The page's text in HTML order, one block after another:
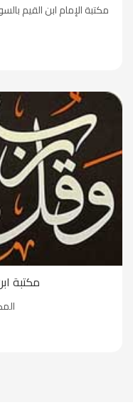
مكتبة الإمام ابن القيم
مكتبة